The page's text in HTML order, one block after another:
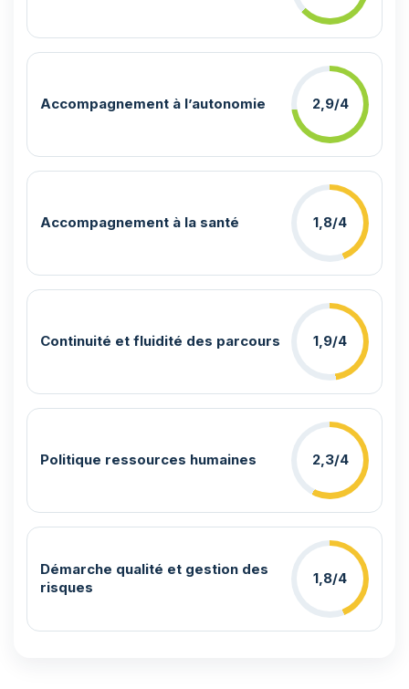
Accompagnement à l’autonomie 2,9/4
Accompagnement à la santé 1,8/4
Continuité et fluidité des parcours 1,9/4
Politique ressources humaines 2,3/4
Démarche qualité et gestion des
risques
1,8/4